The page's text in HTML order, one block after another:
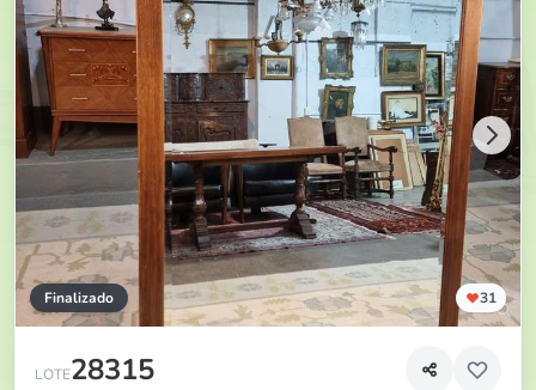
Finalizado 31
LOTE28315
Espejo con cristal biselado y marco de madera